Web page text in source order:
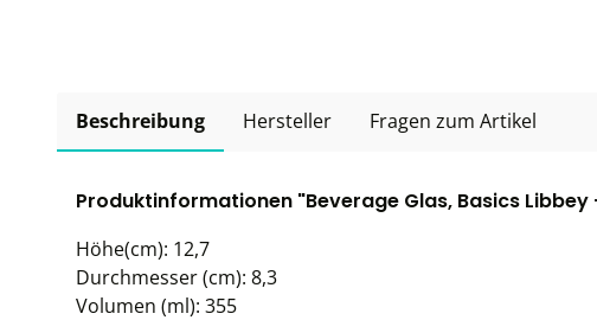
Beschreibung Hersteller Fragen zum Artikel
Produktinformationen "Beverage Glas, Basics Libbey
Höhe(cm): 12,7
Durchmesser (cm): 8,3
Volumen (ml): 355